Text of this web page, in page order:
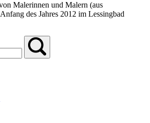
Malerinnen und Malern (aus
des Jahres 2012 im Lessingbad